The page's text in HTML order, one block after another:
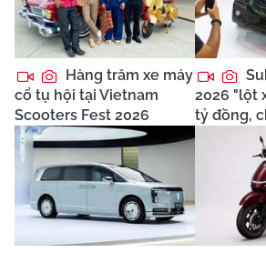
Hàng trăm xe máy
cổ tụ hội tại Vietnam
Scooters Fest 2026
2026 "lột
tỷ đồng,